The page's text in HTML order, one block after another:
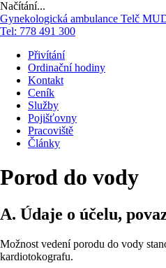
Načítání...
Přejít
k
webu
Gynekologická ambulance Telč
Tel: 778 491 300
Přivítání
Ordinační hodiny
Kontakt
Ceník
Služby
Pojišťovny
Pracoviště
Články
Porod do vody
A. Údaje o účelu,
Možnost vedení porodu do vody
kardiotokografu.